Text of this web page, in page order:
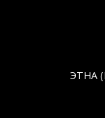
ЭТНА